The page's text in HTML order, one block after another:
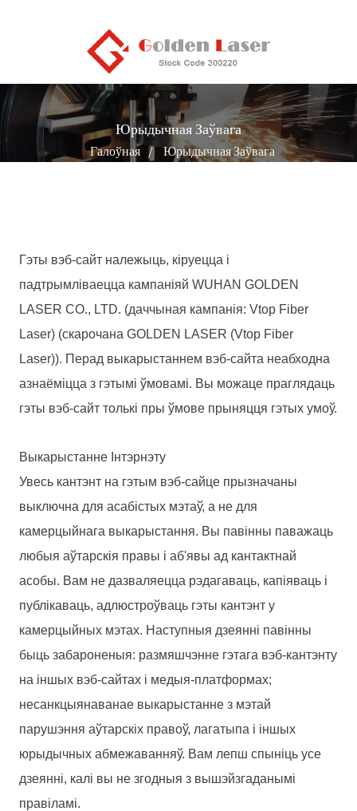
Юрыдычная Заўвага
Галоўная Юрыдычная Заўвага
Гэты вэб-сайт належыць, кіруецца і
падтрымліваецца кампаніяй WUHAN GOLDEN
LASER CO., LTD. (даччыная кампанія: Vtop Fiber
Laser) (скарочана GOLDEN LASER (Vtop Fiber
Laser)). Перад выкарыстаннем вэб-сайта неабходна
азнаёміцца ​​з гэтымі ўмовамі. Вы можаце праглядаць
гэты вэб-сайт толькі пры ўмове прыняцця гэтых умоў.
Выкарыстанне Інтэрнэту
Увесь кантэнт на гэтым вэб-сайце прызначаны
выключна для асабістых мэтаў, а не для
камерцыйнага выкарыстання. Вы павінны паважаць
любыя аўтарскія правы і аб'явы ад кантактнай
асобы. Вам не дазваляецца рэдагаваць, капіяваць і
публікаваць, адлюстроўваць гэты кантэнт у
камерцыйных мэтах. Наступныя дзеянні павінны
быць забароненыя: размяшчэнне гэтага вэб-кантэнту
на іншых вэб-сайтах і медыя-платформах;
несанкцыянаванае выкарыстанне з мэтай
парушэння аўтарскіх правоў, лагатыпа і іншых
юрыдычных абмежаванняў. Вам лепш спыніць усе
дзеянні, калі вы не згодныя з вышэйзгаданымі
правіламі.